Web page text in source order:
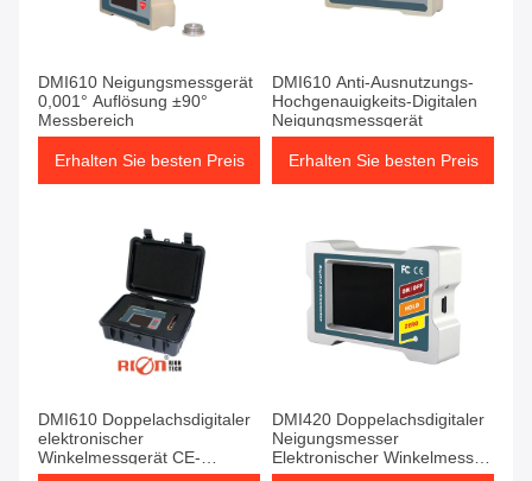
DMI610 Neigungsmessgerät
0,001° Auflösung ±90°
Messbereich
Erhalten Sie besten Preis
DMI610 Anti-Ausnutzungs-
Hochgenauigkeits-Digitalen
Neigungsmessgerät
Erhalten Sie besten Preis
DMI610 Doppelachsdigitaler
elektronischer
Winkelmessgerät CE-
Präzision,Digitaler
DMI420 Doppelachsdigitaler
Neigungsmesser
Elektronischer Winkelmesser
IP54